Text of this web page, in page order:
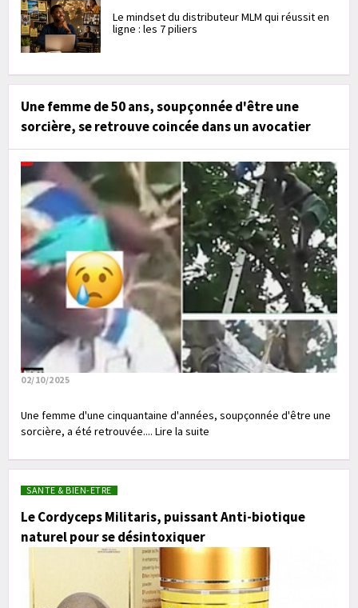
Le mindset du distributeur MLM qui réussit en
ligne : les 7 piliers
Une femme de 50 ans, soupçonnée d'être une
sorcière, se retrouve coincée dans un avocatier
02/10/2025
Une femme d'une cinquantaine d'années, soupçonnée d'être une
sorcière, a été retrouvée.... Lire la suite
SANTE & BIEN-ETRE
Le Cordyceps Militaris, puissant Anti-biotique
naturel pour se désintoxiquer